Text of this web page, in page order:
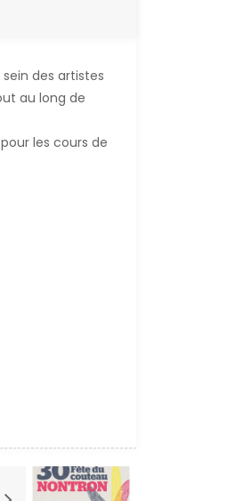
des artistes
au long de
les cours de